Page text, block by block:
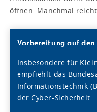
öffnen. Manchmal
Vorbereitung auf
Insbesondere für
empfiehlt das
Informationstechnik
der Cyber-Sicherheit: